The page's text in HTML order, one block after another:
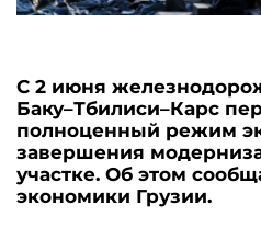
С 2 июня
Баку–Тбилиси–Карс
полноценный режим
завершения
участке. Об этом
экономики Грузии.